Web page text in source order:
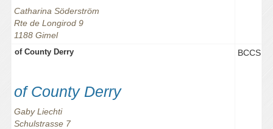
Catharina Söderström
Rte de Longirod 9
1188 Gimel
of County Derry
of County Derry
Gaby Liechti
Schulstrasse 7
BCCS